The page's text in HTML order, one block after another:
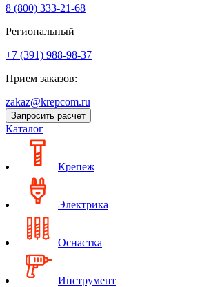
8 (800) 333‑21-68
Региональный
+7 (391) 988-98-37
Прием заказов:
zakaz@krepcom.ru
Запросить расчет
Каталог
Крепеж
Электрика
Оснастка
Инструмент